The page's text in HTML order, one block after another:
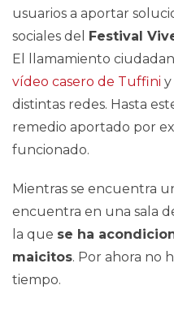
usuarios a aportar
sociales del
Festival
El llamamiento
vídeo casero de Tuffini y
distintas redes. Hasta
remedio aportado por
funcionado.
Mientras se encuentra
encuentra en una sala
la que se ha
maicitos. Por ahora no
tiempo.